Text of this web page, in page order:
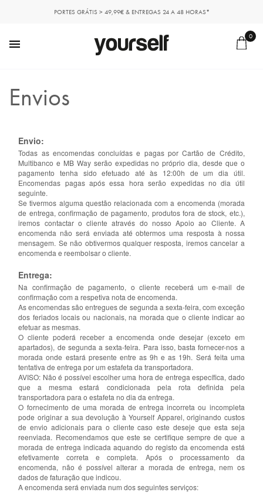
PORTES GRÁTIS > 49,99€ & ENTREGAS 24 A 48 HORAS*

0
Envios
Envio:
Todas as encomendas concluídas e pagas por Cartão de Crédito,
Multibanco e MB Way serão expedidas no próprio dia, desde que o
pagamento tenha sido efetuado até às 12:00h de um dia útil.
Encomendas pagas após essa hora serão expedidas no dia útil
seguinte.
Se tivermos alguma questão relacionada com a encomenda (morada
de entrega, confirmação de pagamento, produtos fora de stock, etc.),
iremos contactar o cliente através do nosso Apoio ao Cliente. A
encomenda não será enviada até obtermos uma resposta à nossa
mensagem. Se não obtivermos qualquer resposta, iremos cancelar a
encomenda e reembolsar o cliente.
Entrega:
Na confirmação de pagamento, o cliente receberá um e-mail de
confirmação com a respetiva nota de encomenda.
As encomendas são entregues de segunda a sexta-feira, com exceção
dos feriados locais ou nacionais, na morada que o cliente indicar ao
efetuar as mesmas.
O cliente poderá receber a encomenda onde desejar (exceto em
apartados), de segunda a sexta-feira. Para isso, basta fornecer-nos a
morada onde estará presente entre as 9h e as 19h. Será feita uma
tentativa de entrega por um estafeta da transportadora.
AVISO: Não é possível escolher uma hora de entrega específica, dado
que a mesma estará condicionada pela rota definida pela
transportadora para o estafeta no dia da entrega.
O fornecimento de uma morada de entrega incorreta ou incompleta
pode originar a sua devolução à Yourself Apparel, originando custos
de envio adicionais para o cliente caso este deseje que esta seja
reenviada. Recomendamos que este se certifique sempre de que a
morada de entrega indicada aquando do registo da encomenda está
efetivamente correta e completa. Após o processamento da
encomenda, não é possível alterar a morada de entrega, nem os
dados de faturação que indicou.
A encomenda será enviada num dos seguintes serviços: